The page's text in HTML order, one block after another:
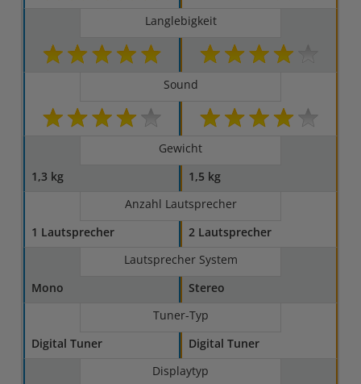
Langlebigkeit
Sound
Gewicht
1,3 kg
1,5 kg
Anzahl Lautsprecher
1 Lautsprecher
2 Lautsprecher
Lautsprecher System
Mono
Stereo
Tuner-Typ
Digital Tuner
Digital Tuner
Displaytyp